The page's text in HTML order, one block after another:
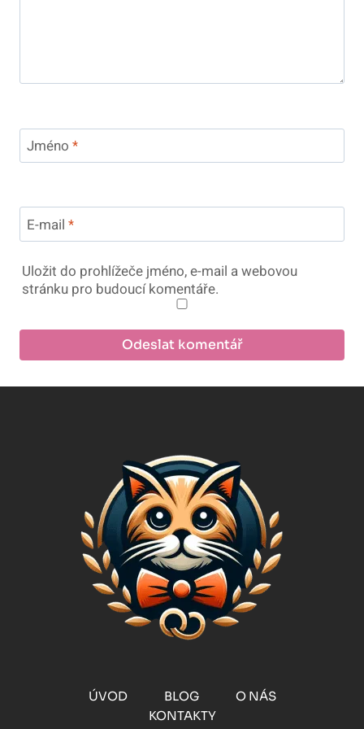
Jméno *
E-mail *
Uložit do prohlížeče jméno, e-mail a webovou
stránku pro budoucí komentáře.
ÚVOD BLOG
O NÁS
KONTAKTY